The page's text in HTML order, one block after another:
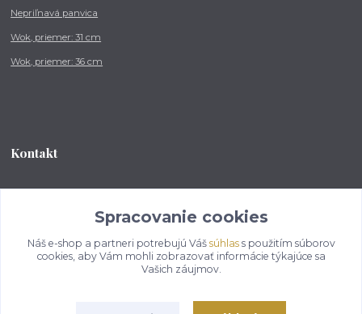
Nepriľnavá panvica
Wok, priemer: 31 cm
Wok, priemer: 36 cm
Kontakt
od 8:00 - do 16:00 hod
info@kotlikovesupravy.sk
Spracovanie cookies
Náš e-shop a partneri potrebujú Váš súhlass použitím súborov
cookies, aby Vám mohli zobrazovať informácie týkajúce sa
Vašich záujmov.